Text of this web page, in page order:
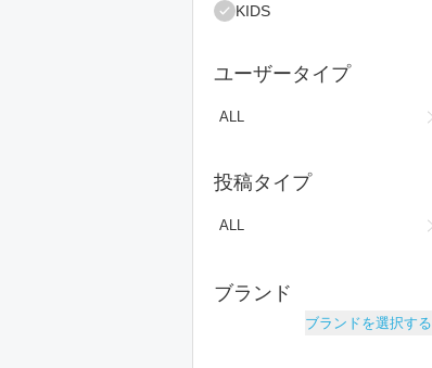
KIDS
ユーザータイプ
ALL
投稿タイプ
ALL
ブランド
ブランドを選択する